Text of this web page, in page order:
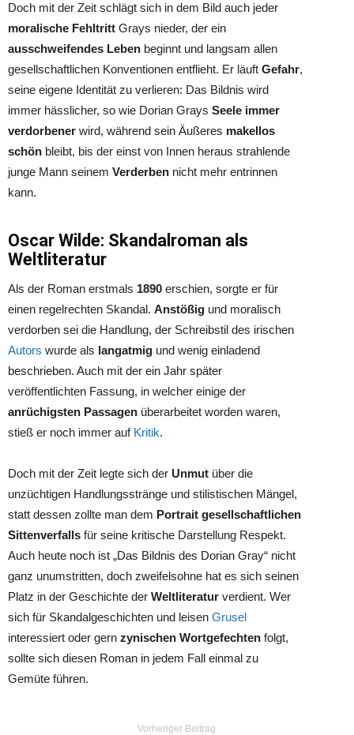
Doch mit der Zeit schlägt sich in dem Bild auch jeder
moralische Fehltritt Grays nieder, der ein
ausschweifendes Leben beginnt und langsam allen
gesellschaftlichen Konventionen entflieht. Er läuft Gefahr,
seine eigene Identität zu verlieren: Das Bildnis wird
immer hässlicher, so wie Dorian Grays Seele immer
verdorbener wird, während sein Äußeres makellos
schön bleibt, bis der einst von Innen heraus strahlende
junge Mann seinem Verderben nicht mehr entrinnen
kann.
Oscar Wilde: Skandalroman als
Weltliteratur
Als der Roman erstmals 1890 erschien, sorgte er für
einen regelrechten Skandal. Anstößig und moralisch
verdorben sei die Handlung, der Schreibstil des irischen
Autors wurde als langatmig und wenig einladend
beschrieben. Auch mit der ein Jahr später
veröffentlichten Fassung, in welcher einige der
anrüchigsten Passagen überarbeitet worden waren,
stieß er noch immer auf Kritik.
Doch mit der Zeit legte sich der Unmut über die
unzüchtigen Handlungsstränge und stilistischen Mängel,
statt dessen zollte man dem Portrait gesellschaftlichen
Sittenverfalls für seine kritische Darstellung Respekt.
Auch heute noch ist „Das Bildnis des Dorian Gray“ nicht
ganz unumstritten, doch zweifelsohne hat es sich seinen
Platz in der Geschichte der Weltliteratur verdient. Wer
sich für Skandalgeschichten und leisen Grusel
interessiert oder gern zynischen Wortgefechten folgt,
sollte sich diesen Roman in jedem Fall einmal zu
Gemüte führen.
Vorheriger Beitrag